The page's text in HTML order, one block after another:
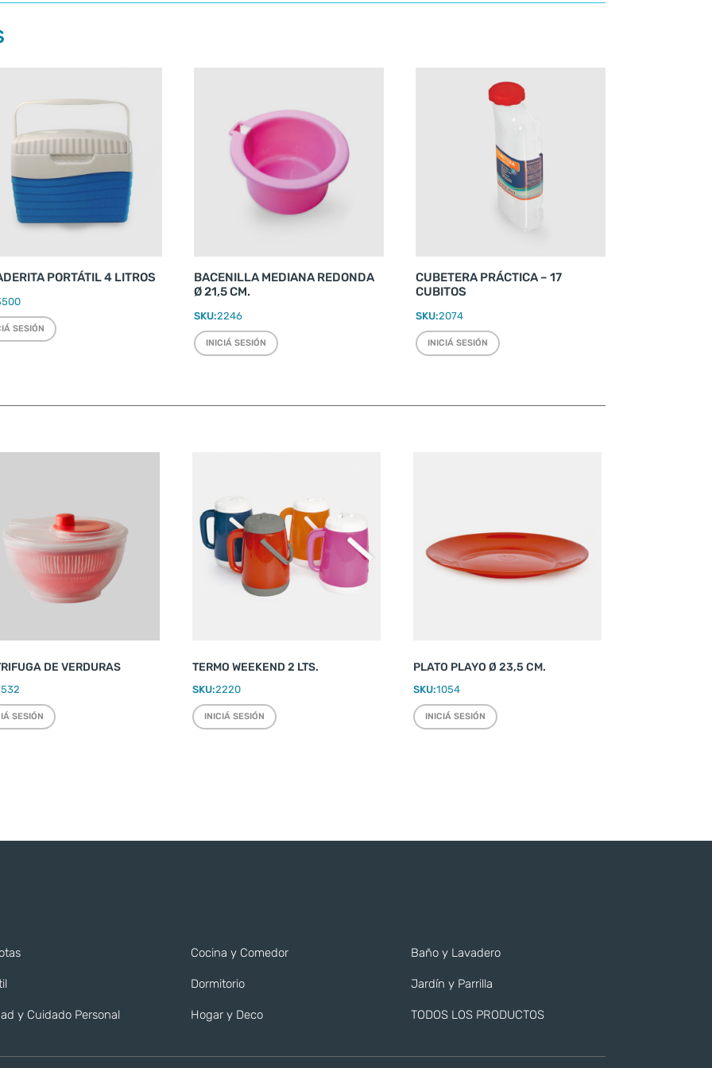
PORTÁTIL 4 LITROS
SESIÓN
BACENILLA MEDIANA REDONDA
Ø 21,5 CM.
SKU:2246
INICIÁ SESIÓN
CUBETERA PRÁCTICA – 17
CUBITOS
SKU:2074
INICIÁ SESIÓN
DE VERDURAS
SESIÓN
TERMO WEEKEND 2 LTS.
SKU:2220
INICIÁ SESIÓN
PLATO PLAYO Ø 23,5 CM.
SKU:1054
INICIÁ SESIÓN
y Cuidado Personal
Cocina y Comedor
Dormitorio
Hogar y Deco
Baño y Lavadero
Jardín y Parrilla
TODOS LOS PRODUCTOS